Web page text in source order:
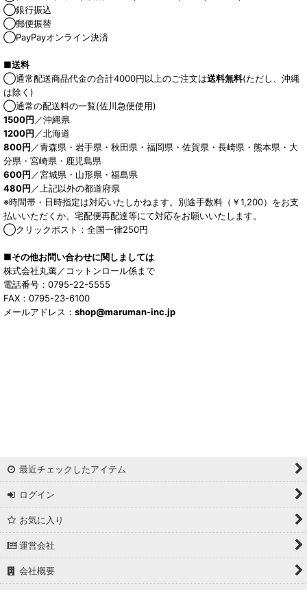
◯銀行振込
◯郵便振替
◯PayPayオンライン決済
■送料
◯通常配送商品代金の合計4000円以上のご注文は送料無料(ただし、沖縄
は除く)
◯通常の配送料の一覧(佐川急便使用)
1500円 ／沖縄県
1200円 ／北海道
800円 ／青森県・岩手県・秋田県・福岡県・佐賀県・長崎県・熊本県・大
分県・宮崎県・鹿児島県
600円 ／宮城県・山形県・福島県
480円 ／上記以外の都道府県
※時間帯・日時指定は対応いたしかねます。別途手数料（￥1,200）をお支
払いいただくか、宅配便再配達等にて対応をお願いいたします。
◯クリックポスト：全国一律250円
■その他お問い合わせに関しましては
株式会社丸萬／コットンロール係まで
電話番号：0795-22-5555
FAX：0795-23-6100
メールアドレス： shop@maruman-inc.jp
最近チェックしたアイテム
ログイン
お気に入り
運営会社
会社概要